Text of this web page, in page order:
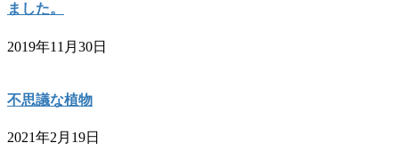
ました。
2019年11月30日
不思議な植物
2021年2月19日